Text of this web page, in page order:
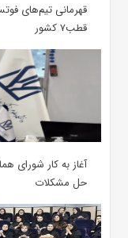
قهرمانی تیم‌های
قطب۷ کشور
آغاز به کار شورای
حل مشکلات